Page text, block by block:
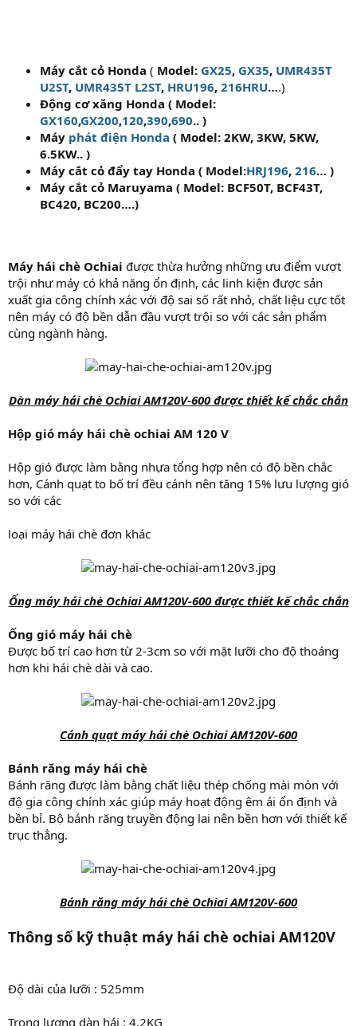
Máy cắt cỏ Honda ( Model: GX25, GX35, UMR435T
U2ST, UMR435T L2ST, HRU196, 216HRU….)
Động cơ xăng Honda ( Model:
GX160,GX200,120,390,690.. )
Máy phát điện Honda ( Model: 2KW, 3KW, 5KW,
6.5KW.. )
Máy cắt cỏ đẩy tay Honda ( Model:HRJ196, 216… )
Máy cắt cỏ Maruyama ( Model: BCF50T, BCF43T,
BC420, BC200….)
Máy hái chè Ochiai được thừa hưởng những ưu điểm vượt
trội như máy có khả năng ổn định, các linh kiện được sản
xuất gia công chính xác với độ sai số rất nhỏ, chất liệu cực tốt
nên máy có độ bền dẫn đầu vượt trội so với các sản phẩm
cùng ngành hàng.
Dàn máy hái chè Ochiai AM120V-600 được thiết kế chắc chắn
Hộp gió máy hái chè ochiai AM 120 V
Hộp gió được làm bằng nhựa tổng hợp nên có độ bền chắc
hơn, Cánh quạt to bố trí đều cánh nên tăng 15% lưu lượng gió
so với các
loại máy hái chè đơn khác
Ống máy hái chè Ochiai AM120V-600 được thiết kế chắc chắn
Ống gió máy hái chè
Được bố trí cao hơn từ 2-3cm so với mặt lưỡi cho độ thoáng
hơn khi hái chè dài và cao.
Cánh quạt máy hái chè Ochiai AM120V-600
Bánh răng máy hái chè
Bánh răng được làm bằng chất liệu thép chống mài mòn với
độ gia công chính xác giúp máy hoạt động êm ái ổn định và
bền bỉ. Bộ bánh răng truyền động lai nên bền hơn với thiết kế
trục thẳng.
Bánh răng máy hái chè Ochiai AM120V-600
Thông số kỹ thuật máy hái chè ochiai AM120V
Độ dài của lưỡi : 525mm
Trọng lượng dàn hái : 4.2KG